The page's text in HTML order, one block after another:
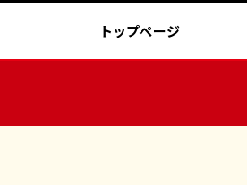
トップページ